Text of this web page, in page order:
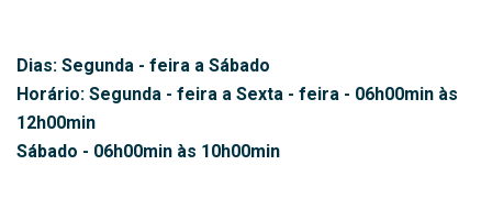
Dias: Segunda - feira a Sábado
Horário: Segunda - feira a Sexta - feira - 06h00min às
12h00min
Sábado - 06h00min às 10h00min